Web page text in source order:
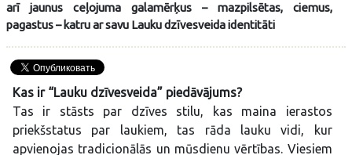
arī jaunus ceļojuma galamērķus – mazpilsētas, ciemus,
pagastus – katru ar savu Lauku dzīvesveida identitāti
Kas ir “Lauku dzīvesveida” piedāvājums?
Tas ir stāsts par dzīves stilu, kas maina ierastos
priekšstatus par laukiem, tas rāda lauku vidi, kur
apvienojas tradicionālās un mūsdienu vērtības. Viesiem